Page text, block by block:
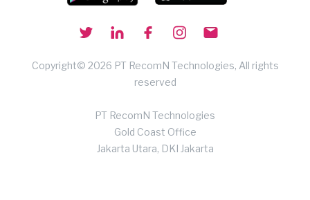
Copyright© 2026 PT RecomN Technologies, All rights
reserved
PT RecomN Technologies
Gold Coast Office
Jakarta Utara, DKI Jakarta